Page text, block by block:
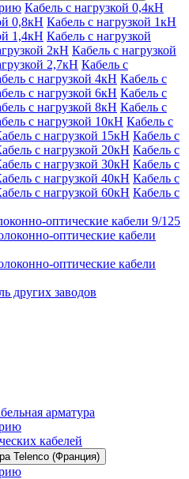
Кабель с нагрузкой 0,4кН
0,8кН Кабель с нагрузкой 1кН
1,4кН Кабель с нагрузкой
2кН Кабель с нагрузкой
2,7кН Кабель с
с нагрузкой 4кН Кабель с
с нагрузкой 6кН Кабель с
с нагрузкой 8кН Кабель с
с нагрузкой 10кН Кабель с
с нагрузкой 15кН Кабель с
с нагрузкой 20кН Кабель с
с нагрузкой 30кН Кабель с
с нагрузкой 40кН Кабель с
с нагрузкой 60кН Кабель с
оптические кабели 9/125
оптические кабели
оптические кабели
других заводов
арматура
кабелей
Telenco (Франция)